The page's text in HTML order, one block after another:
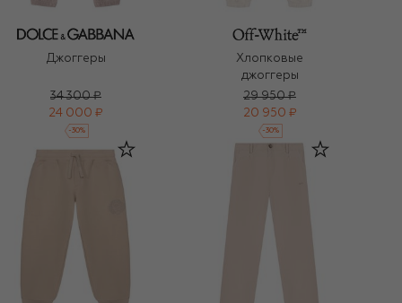
Джоггеры
34 300 ₽
24 000 ₽
-30%
Хлопковые
джоггеры
29 950 ₽
20 950 ₽
-30%